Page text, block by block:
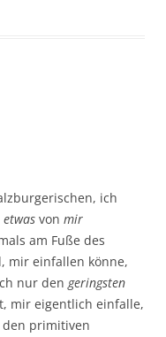
ich
etwas von mir
am Fuße des
mir einfallen könne,
nur den geringsten
mir eigentlich einfalle,
den primitiven